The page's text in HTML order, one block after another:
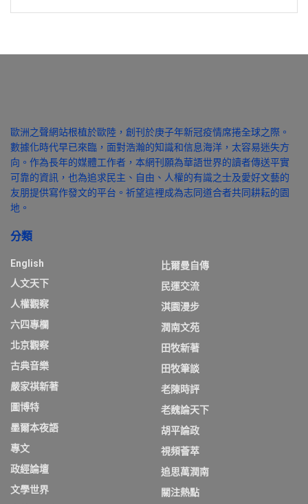
歐洲之聲網站根植於歐陸，創刊於庚子年新冠疫情席捲全球之際。
數據化時代早已來臨，面對浩瀚的知識和信息海洋，太容易迷失方
向。作為長年的媒體工作者，本網刊願為華語世界的讀者傳送平實
可靠的資訊，也為追求民主、自由、人權的有識之士及愛好文藝的
友朋提供寫作發文的平台。祈望這裡成為志同道合者共同耕耘的園
地。
分類
English
人文天下
人權觀察
六四專欄
北京觀察
古典音樂
嚴家祺新著
圖博特
墨爾本夜語
專文
政經論壇
文學世界
比爾曼自傳
民運交流
淇園漫步
潤南文苑
田牧新著
田牧筆談
老陳時評
老魏論天下
胡平論政
視頻薈萃
追思萬潤南
關注熱點